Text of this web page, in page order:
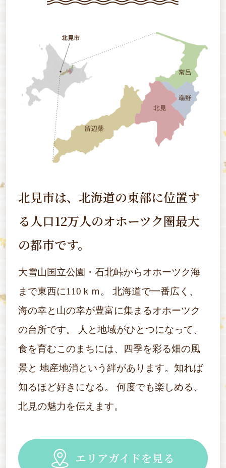
北見市は、北海道の東部に位置す
る 人口12万人のオホーツク圏最大
の都市です。
大雪山国立公園・石北峠からオホーツク海
まで東西に110ｋｍ。 北海道で一番広く、
海の幸と山の幸が豊富に集まるオホーツク
の台所です。
人と地域がひとつになって、
食を育むこのまちには、四季を彩る畑の風
景と 地産地消という絆があります。知れば
知るほど好きになる。 何度でも楽しめる、
北見の魅力を伝えます。
エリアガイドを見る